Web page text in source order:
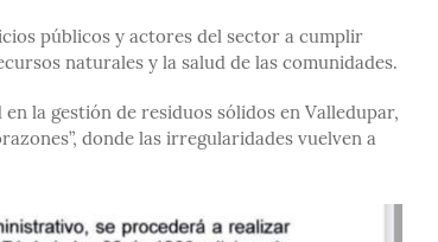
públicos y actores del sector a cumplir
naturales y la salud de las comunidades.
la gestión de residuos sólidos en Valledupar,
donde las irregularidades vuelven a